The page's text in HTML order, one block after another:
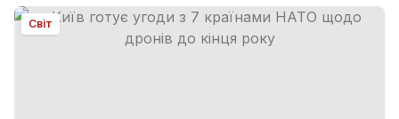
Світ